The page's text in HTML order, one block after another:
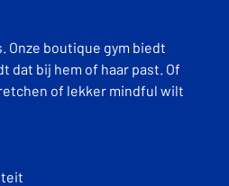
Onze boutique gym biedt
dat bij hem of haar past. Of
of lekker mindful wilt